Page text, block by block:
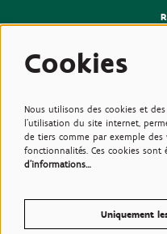
Cookies
Nous utilisons des cookies et
l'utilisation du site internet,
de tiers comme par exemple
fonctionnalités. Ces cookies sont
d'informations…
Uniquement